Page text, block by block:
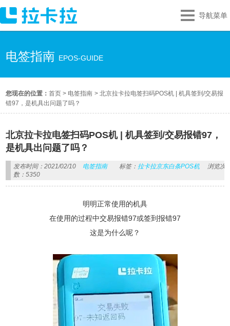
导航菜单
电签指南 EPOS-GUIDE
您现在的位置：首页 > 电签指南 >北京拉卡拉电签扫码POS机 | 机具签到/交易报
错97，是机具出问题了吗？
北京拉卡拉电签扫码POS机 | 机具签到/交易报错97，
是机具出问题了吗？
发布时间：2021/02/10 电签指南 标签： 拉卡拉京东白条POS机
浏览次
数：5350
明明正常使用的机具
在使用的过程中交易报错97或签到报错97
这是为什么呢？